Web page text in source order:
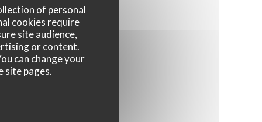
of personal
cookies require
site audience,
or content.
can change your
site pages.
5/5